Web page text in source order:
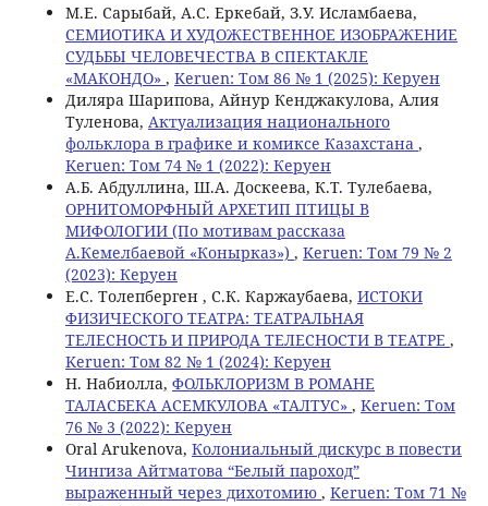
M.E. Сарыбай, А.С. Еркебай, З.У. Исламбаева,
СЕМИОТИКА И ХУДОЖЕСТВЕННОЕ ИЗОБРАЖЕНИЕ
СУДЬБЫ ЧЕЛОВЕЧЕСТВА В СПЕКТАКЛЕ
«МАКОНДО» , Keruen: Том 86 № 1 (2025): Керуен
Диляра Шарипова, Айнур Кенджакулова, Алия
Туленова, Актуализация национального
фольклора в графике и комиксе Казахстана ,
Keruen: Том 74 № 1 (2022): Керуен
А.Б. Абдуллина, Ш.А. Доскеева, К.Т. Тулебаева,
ОРНИТОМОРФНЫЙ АРХЕТИП ПТИЦЫ В
МИФОЛОГИИ (По мотивам рассказа
А.Кемелбаевой «Конырказ») , Keruen: Том 79 № 2
(2023): Керуен
Е.С. Толепберген , С.К. Каржаубаева, ИСТОКИ
ФИЗИЧЕСКОГО ТЕАТРА: ТЕАТРАЛЬНАЯ
ТЕЛЕСНОСТЬ И ПРИРОДА ТЕЛЕСНОСТИ В ТЕАТРЕ ,
Keruen: Том 82 № 1 (2024): Керуен
Н. Набиолла, ФОЛЬКЛОРИЗМ В РОМАНЕ
ТАЛАСБЕКА АСЕМКУЛОВА «ТАЛТУС» , Keruen: Том
76 № 3 (2022): Керуен
Oral Arukenova, Колониальный дискурс в повести
Чингиза Айтматова “Белый пароход”
выраженный через дихотомию , Keruen: Том 71 №